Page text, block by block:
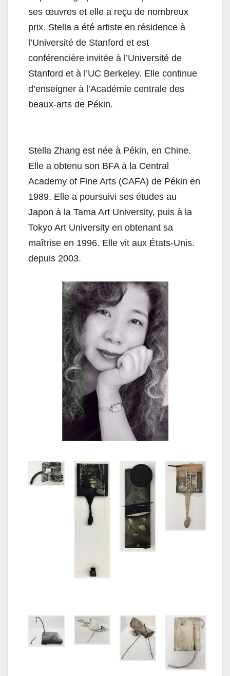
ses œuvres et elle a reçu de nombreux
prix. Stella a été artiste en résidence à
l’Université de Stanford et est
conférencière invitée à l’Université de
Stanford et à l’UC Berkeley. Elle continue
d’enseigner à l’Académie centrale des
beaux-arts de Pékin.
Stella Zhang est née à Pékin, en Chine.
Elle a obtenu son BFA à la Central
Academy of Fine Arts (CAFA) de Pékin en
1989. Elle a poursuivi ses études au
Japon à la Tama Art University, puis à la
Tokyo Art University en obtenant sa
maîtrise en 1996. Elle vit aux États-Unis.
depuis 2003.